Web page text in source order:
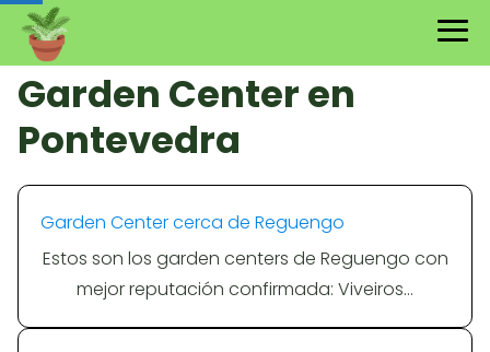
Garden Center en
Pontevedra
Garden Center cerca de Reguengo
Estos son los garden centers de Reguengo con
mejor reputación confirmada: Viveiros…